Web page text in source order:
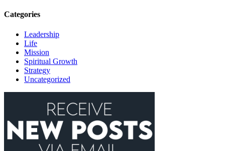
Categories
Leadership
Life
Mission
Spiritual Growth
Strategy
Uncategorized